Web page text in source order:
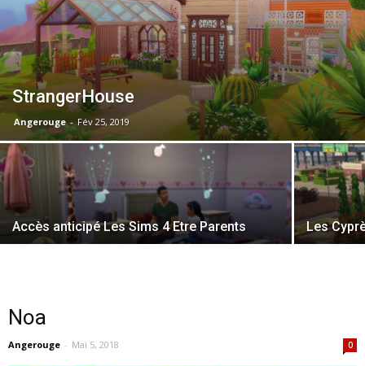
StrangerHouse
Angerouge - Fév 25, 2019
Accès anticipé Les Sims 4 Etre Parents Les
Noa
Angerouge - Mai 5, 2018 0